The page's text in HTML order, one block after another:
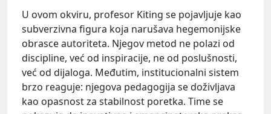
U ovom okviru, profesor Kiting se pojavljuje kao
subverzivna figura koja narušava hegemonijske
obrasce autoriteta. Njegov metod ne polazi od
discipline, već od inspiracije, ne od poslušnosti,
već od dijaloga. Međutim, institucionalni sistem
brzo reaguje: njegova pedagogija se doživljava
kao opasnost za stabilnost poretka. Time se